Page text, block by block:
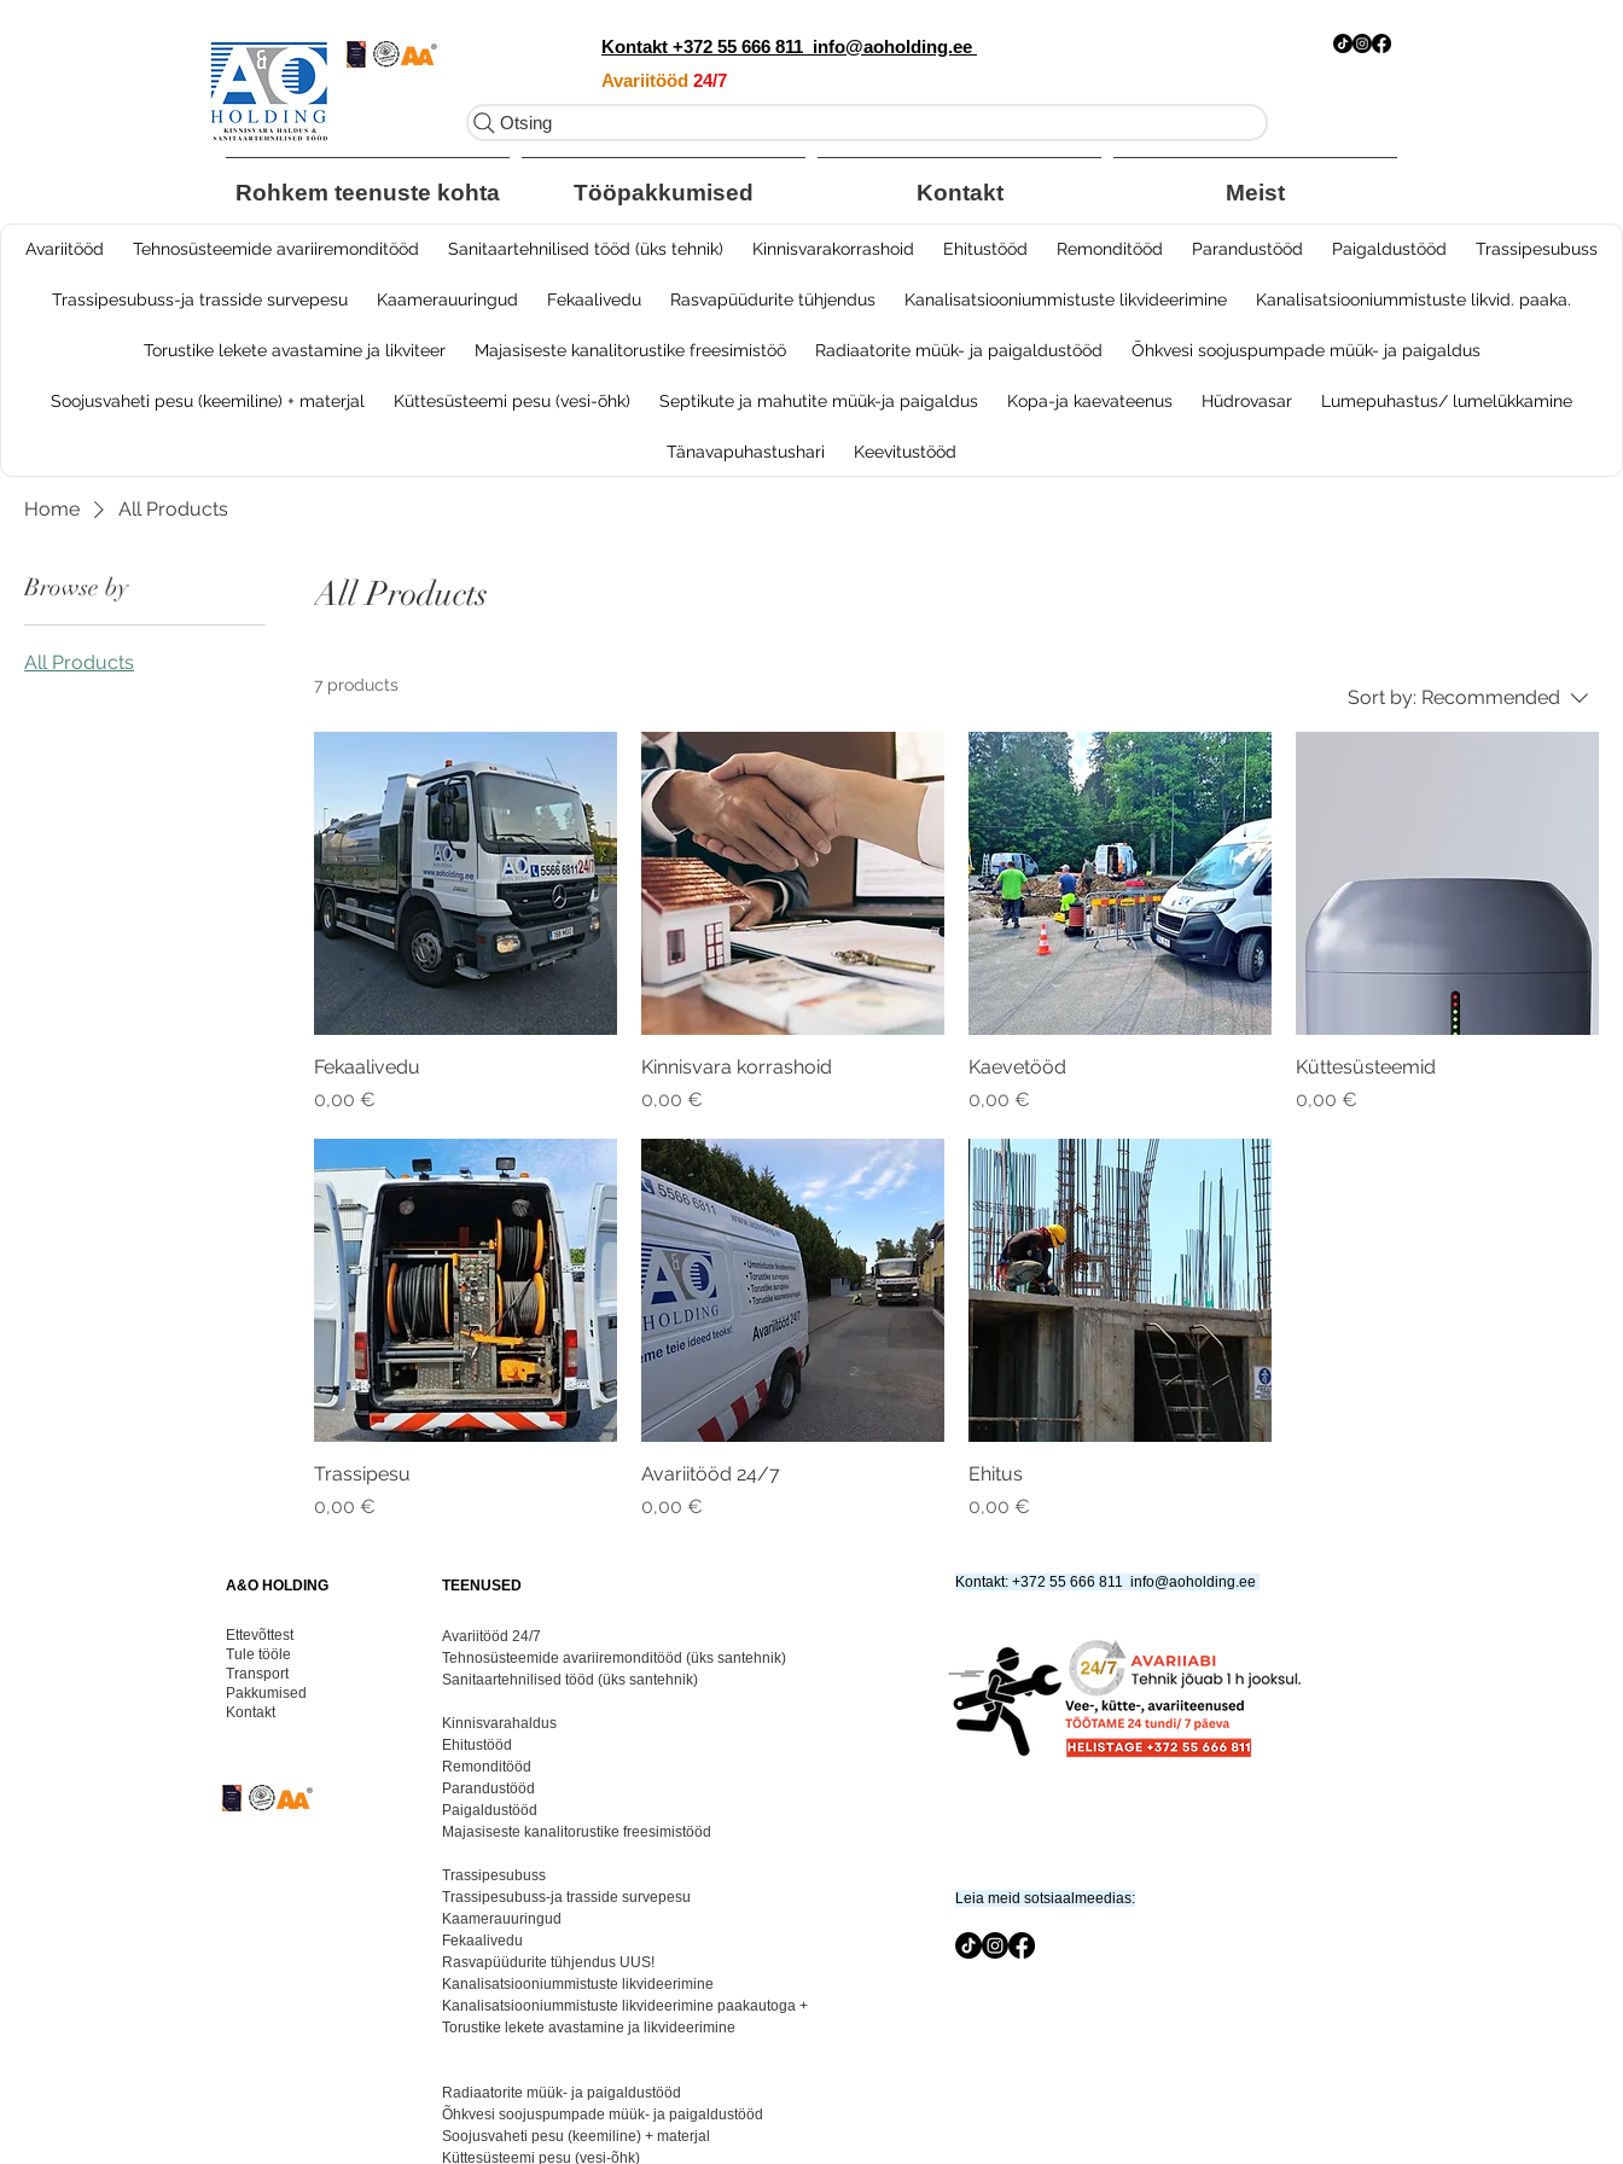
Kontakt +372 55 666 811 info@aoholding.ee
Avariitööd 24/7
Otsing
Meist
Kontakt
Tööpakkumised
Rohkem teenuste kohta
Avariitööd Tehnosüsteemide avariiremonditööd ​Sanitaartehnilised tööd (üks tehnik) Kinnisvarakorrashoid Ehitustööd Remonditööd Parandustööd Paigaldustööd Trassipesubuss
Trassipesubuss-ja trasside survepesu Kaamerauuringud Fekaalivedu Rasvapüüdurite tühjendus Kanalisatsiooniummistuste likvideerimine Kanalisatsiooniummistuste likvid. paaka.
Torustike lekete avastamine ja likviteer Majasiseste kanalitorustike freesimistöö Radiaatorite müük- ja paigaldustööd​ Õhkvesi soojuspumpade müük- ja paigaldus
Soojusvaheti pesu (keemiline) + materjal Küttesüsteemi pesu (vesi-õhk)​ Septikute ja mahutite müük-ja paigaldus Kopa-ja kaevateenus Hüdrovasar Lumepuhastus/ lumelükkamine
Tänavapuhastushari Keevitustööd
Home All Products
Browse by
All Products
All Products
7 products
Sort by: Recommended
Fekaalivedu
Price
0,00 €
Kinnisvara korrashoid
Price
0,00 €
Kaevetööd
Price
0,00 €
Küttesüsteemid
Price
0,00 €
Trassipesu
Price
0,00 €
Avariitööd 24/7
Price
0,00 €
Ehitus
Price
0,00 €
A&O HOLDING
Ettevõttest
Tule tööle
Transport
Pakkumised
Kontakt
TEENUSED Kontakt: +372 55 666 811 info@aoholding.ee
Leia meid sotsiaalmeedias:
Avariitööd 24/7​
Tehnosüsteemide avariiremonditööd (üks santehnik)
​Sanitaartehnilised tööd (üks santehnik)
Kinnisvarahaldus
​Ehitustööd
Remonditööd
Parandustööd
Paigaldustööd
Majasiseste kanalitorustike freesimistööd​
Trassipesubuss
Trassipesubuss-ja trasside survepesu
Kaamerauuringud
Fekaalivedu
​Rasvapüüdurite tühjendus UUS!
Kanalisatsiooniummistuste likvideerimine​
Kanalisatsiooniummistuste likvideerimine paakautoga +
Torustike lekete avastamine ja likvideerimine
Radiaatorite müük- ja paigaldustööd​
Õhkvesi soojuspumpade müük- ja paigaldustööd
Soojusvaheti pesu (keemiline) + materjal
Küttesüsteemi pesu (vesi-õhk)​